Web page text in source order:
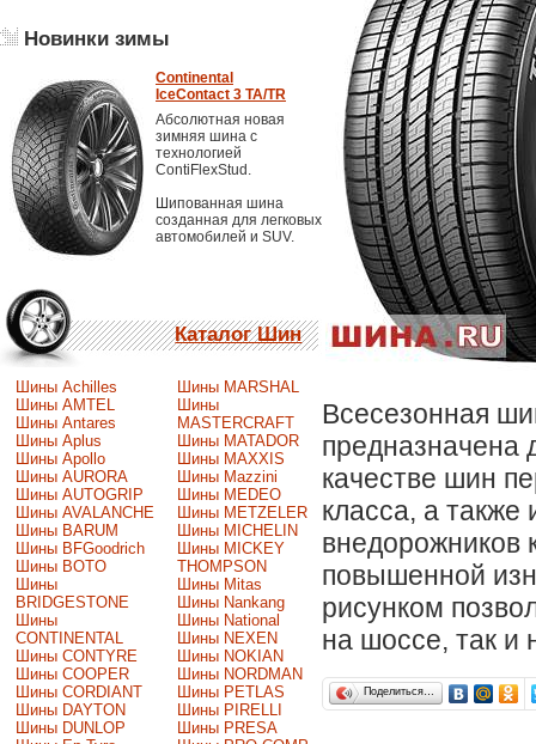
Новинки зимы
Continental
IceContact 3 TA/TR
Абсолютная новая
зимняя шина с
технологией
ContiFlexStud.
Шипованная шина
созданная для легковых
автомобилей и SUV.
Каталог Шин
Шины Achilles
Шины AMTEL
Шины Antares
Шины Aplus
Шины Apollo
Шины AURORA
Шины AUTOGRIP
Шины AVALANCHE
Шины BARUM
Шины BFGoodrich
Шины BOTO
Шины
BRIDGESTONE
Шины
CONTINENTAL
Шины CONTYRE
Шины COOPER
Шины CORDIANT
Шины DAYTON
Шины DUNLOP
Шины MARSHAL
Шины
MASTERCRAFT
Шины MATADOR
Шины MAXXIS
Шины Mazzini
Шины MEDEO
Шины METZELER
Шины MICHELIN
Шины MICKEY
THOMPSON
Шины Mitas
Шины Nankang
Шины National
Шины NEXEN
Шины NOKIAN
Шины NORDMAN
Шины PETLAS
Шины PIRELLI
Шины PRESA
Всесезонная
предназначена
качестве шин
класса, а также
внедорожников
повышенной
рисунком
на шоссе, так и
Поделиться…